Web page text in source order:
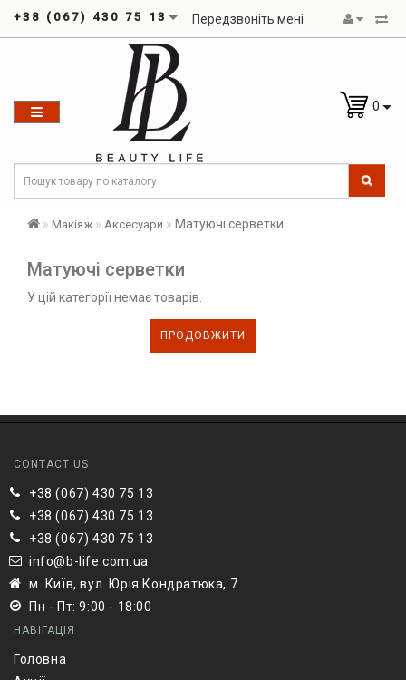
+38 (067) 430 75 13 Передзвоніть мені
0
Макіяж Аксесуари Матуючі серветки
Матуючі серветки
У цій категорії немає товарів.
ПРОДОВЖИТИ
CONTACT US
+38 (067) 430 75 13
+38 (067) 430 75 13
+38 (067) 430 75 13
info@b-life.com.ua
м. Київ, вул. Юрія Кондратюка, 7
Пн - Пт: 9:00 - 18:00
НАВІГАЦІЯ
Головна